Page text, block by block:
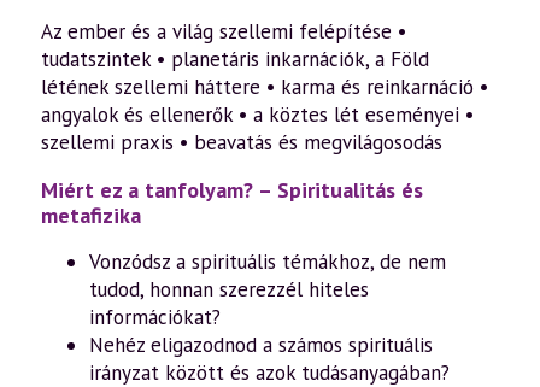
Az ember és a világ szellemi felépítése •
tudatszintek • planetáris inkarnációk, a Föld
létének szellemi háttere • karma és reinkarnáció •
angyalok és ellenerők • a köztes lét eseményei •
szellemi praxis • beavatás és megvilágosodás
Miért ez a tanfolyam? – Spiritualitás és
metafizika
Vonzódsz a spirituális témákhoz, de nem
tudod, honnan szerezzél hiteles
információkat?
Nehéz eligazodnod a számos spirituális
irányzat között és azok tudásanyagában?